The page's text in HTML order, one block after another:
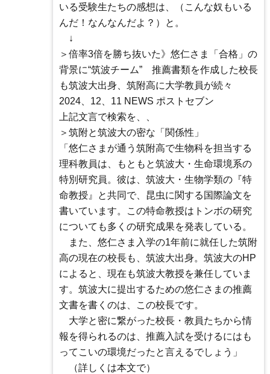
いる受験生たちの感想は、（こんな奴もいる
んだ！なんなんだよ？）と。
↓
＞倍率3倍を勝ち抜いた》悠仁さま「合格」の
背景に“筑波チーム” 推薦書類を作成した校長
も筑波大出身、筑附高に大学教員が続々
2024、12、11 NEWS ポストセブン
上記文言で検索を、、
＞筑附と筑波大の密な「関係性」
「悠仁さまが通う筑附高で生物科を担当する
理科教員は、もともと筑波大・生命環境系の
特別研究員。彼は、筑波大・生物学類の『特
命教授』と共同で、昆虫に関する国際論文を
書いています。この特命教授はトンボの研究
についても多くの研究成果を発表している。
また、悠仁さま入学の1年前に就任した筑附
高の現在の校長も、筑波大出身。筑波大のHP
によると、現在も筑波大教授を兼任していま
す。筑波大に提出するための悠仁さまの推薦
文書を書くのは、この校長です。
大学と密に繋がった校長・教員たちから情
報を得られるのは、推薦入試を受けるにはも
ってこいの環境だったと言えるでしょう」
（詳しくは本文で）